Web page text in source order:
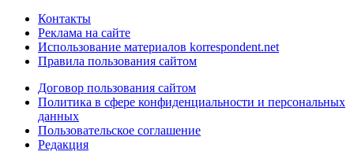
Контакты
Реклама на сайте
Использование материалов korrespondent.net
Правила пользования сайтом
Договор пользования сайтом
Политика в сфере конфиденциальности и персональных
данных
Пользовательское соглашение
Редакция